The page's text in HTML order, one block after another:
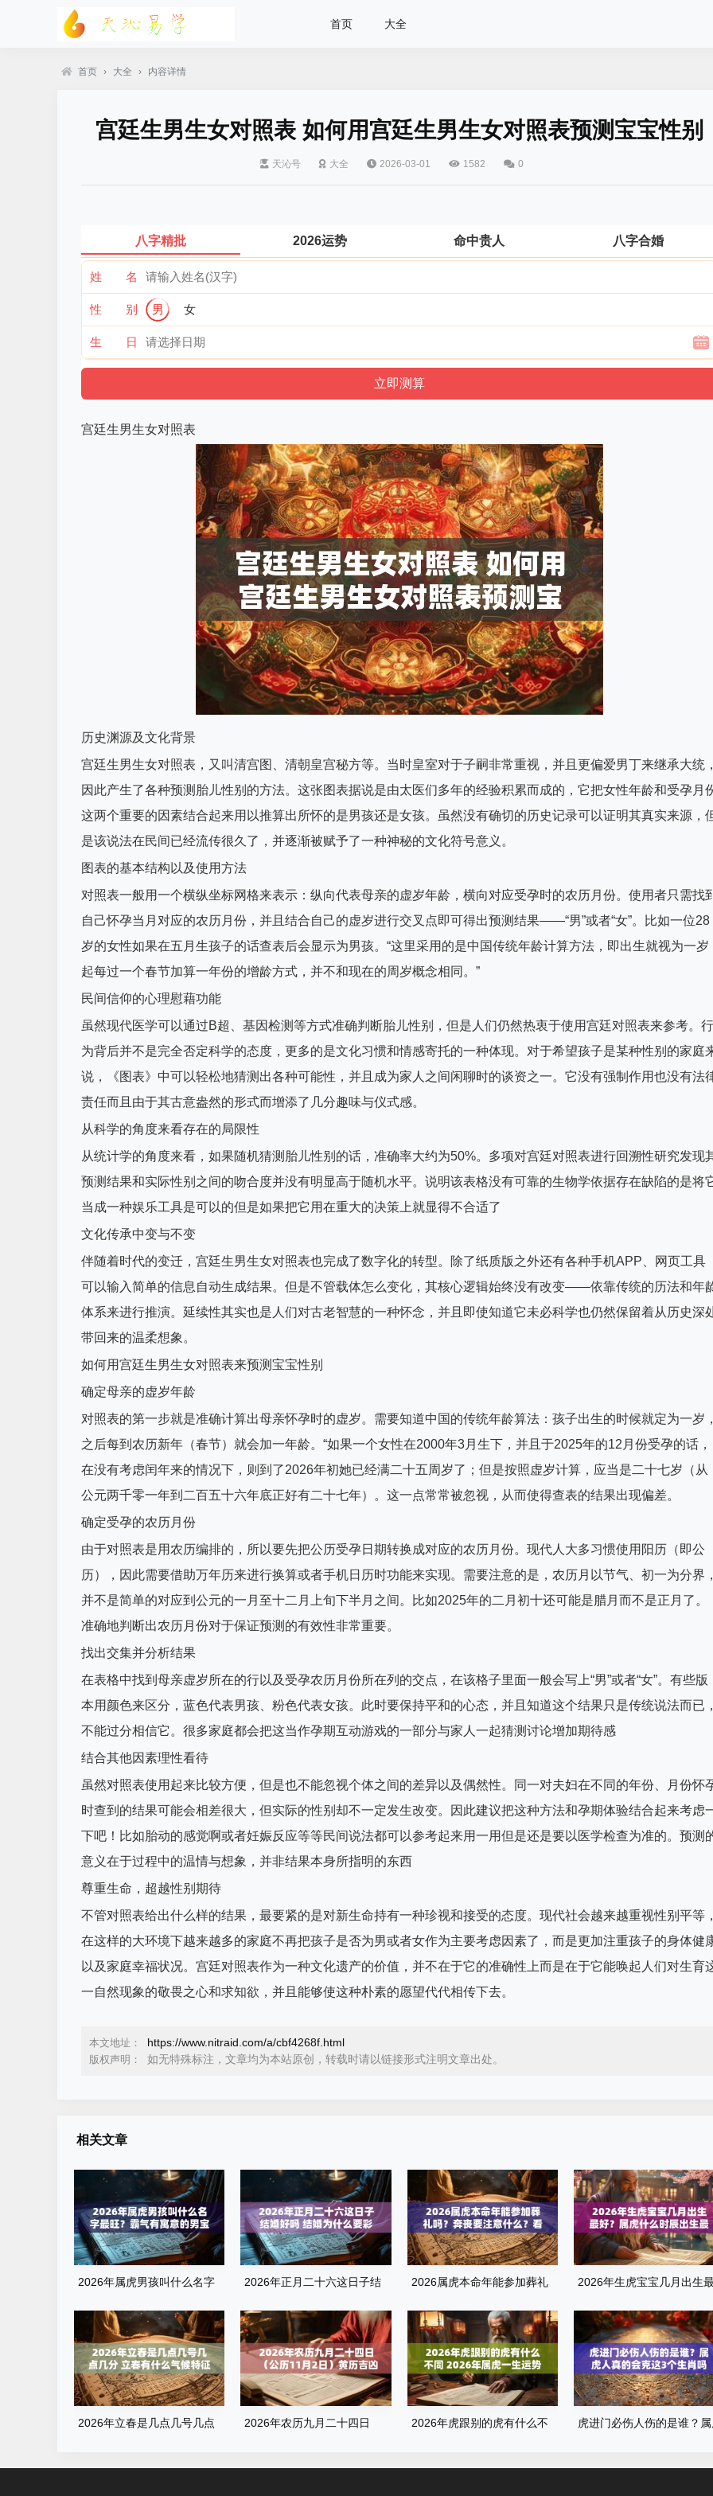
首页 大全
首页 › 大全 › 内容详情
宫廷生男生女对照表 如何用宫廷生男生女对照表预测宝宝性别
天沁号 大全 2026-03-01 1582 0
八字精批 2026运势 命中贵人 八字合婚
姓 名
性 别 男 女
生 日
宫廷生男生女对照表
历史渊源及文化背景
宫廷生男生女对照表，又叫清宫图、清朝皇宫秘方等。当时皇室对于子嗣非常重视，并且更偏爱男丁来继承大统
因此产生了各种预测胎儿性别的方法。这张图表据说是由太医们多年的经验积累而成的，它把女性年龄和受孕月
这两个重要的因素结合起来用以推算出所怀的是男孩还是女孩。虽然没有确切的历史记录可以证明其真实来源，
是该说法在民间已经流传很久了，并逐渐被赋予了一种神秘的文化符号意义。
图表的基本结构以及使用方法
对照表一般用一个横纵坐标网格来表示：纵向代表母亲的虚岁年龄，横向对应受孕时的农历月份。使用者只需找
自己怀孕当月对应的农历月份，并且结合自己的虚岁进行交叉点即可得出预测结果——“男”或者“女”。比如一位28
岁的女性如果在五月生孩子的话查表后会显示为男孩。“这里采用的是中国传统年龄计算方法，即出生就视为一岁
起每过一个春节加算一年份的增龄方式，并不和现在的周岁概念相同。”
民间信仰的心理慰藉功能
虽然现代医学可以通过B超、基因检测等方式准确判断胎儿性别，但是人们仍然热衷于使用宫廷对照表来参考。行
为背后并不是完全否定科学的态度，更多的是文化习惯和情感寄托的一种体现。对于希望孩子是某种性别的家庭
说，《图表》中可以轻松地猜测出各种可能性，并且成为家人之间闲聊时的谈资之一。它没有强制作用也没有法
责任而且由于其古意盎然的形式而增添了几分趣味与仪式感。
从科学的角度来看存在的局限性
从统计学的角度来看，如果随机猜测胎儿性别的话，准确率大约为50%。多项对宫廷对照表进行回溯性研究发现
预测结果和实际性别之间的吻合度并没有明显高于随机水平。说明该表格没有可靠的生物学依据存在缺陷的是将
当成一种娱乐工具是可以的但是如果把它用在重大的决策上就显得不合适了
文化传承中变与不变
伴随着时代的变迁，宫廷生男生女对照表也完成了数字化的转型。除了纸质版之外还有各种手机APP、网页工具
可以输入简单的信息自动生成结果。但是不管载体怎么变化，其核心逻辑始终没有改变——依靠传统的历法和年
体系来进行推演。延续性其实也是人们对古老智慧的一种怀念，并且即使知道它未必科学也仍然保留着从历史深
带回来的温柔想象。
如何用宫廷生男生女对照表来预测宝宝性别
确定母亲的虚岁年龄
对照表的第一步就是准确计算出母亲怀孕时的虚岁。需要知道中国的传统年龄算法：孩子出生的时候就定为一岁
之后每到农历新年（春节）就会加一年龄。“如果一个女性在2000年3月生下，并且于2025年的12月份受孕的话，
在没有考虑闰年来的情况下，则到了2026年初她已经满二十五周岁了；但是按照虚岁计算，应当是二十七岁（从
公元两千零一年到二百五十六年底正好有二十七年）。这一点常常被忽视，从而使得查表的结果出现偏差。
确定受孕的农历月份
由于对照表是用农历编排的，所以要先把公历受孕日期转换成对应的农历月份。现代人大多习惯使用阳历（即公
历），因此需要借助万年历来进行换算或者手机日历时功能来实现。需要注意的是，农历月以节气、初一为分界
并不是简单的对应到公元的一月至十二月上旬下半月之间。比如2025年的二月初十还可能是腊月而不是正月了。
准确地判断出农历月份对于保证预测的有效性非常重要。
找出交集并分析结果
在表格中找到母亲虚岁所在的行以及受孕农历月份所在列的交点，在该格子里面一般会写上“男”或者“女”。有些版
本用颜色来区分，蓝色代表男孩、粉色代表女孩。此时要保持平和的心态，并且知道这个结果只是传统说法而已
不能过分相信它。很多家庭都会把这当作孕期互动游戏的一部分与家人一起猜测讨论增加期待感
结合其他因素理性看待
虽然对照表使用起来比较方便，但是也不能忽视个体之间的差异以及偶然性。同一对夫妇在不同的年份、月份怀
时查到的结果可能会相差很大，但实际的性别却不一定发生改变。因此建议把这种方法和孕期体验结合起来考虑
下吧！比如胎动的感觉啊或者妊娠反应等等民间说法都可以参考起来用一用但是还是要以医学检查为准的。预测
意义在于过程中的温情与想象，并非结果本身所指明的东西
尊重生命，超越性别期待
不管对照表给出什么样的结果，最要紧的是对新生命持有一种珍视和接受的态度。现代社会越来越重视性别平等
在这样的大环境下越来越多的家庭不再把孩子是否为男或者女作为主要考虑因素了，而是更加注重孩子的身体健
以及家庭幸福状况。宫廷对照表作为一种文化遗产的价值，并不在于它的准确性上而是在于它能唤起人们对生育
一自然现象的敬畏之心和求知欲，并且能够使这种朴素的愿望代代相传下去。
本文地址： https://www.nitraid.com/a/cbf4268f.html
版权声明： 如无特殊标注，文章均为本站原创，转载时请以链接形式注明文章出处。
相关文章
2026年属虎男孩叫什么名字
字清单
2026年正月二十六这日子结
2026属虎本命年能参加葬礼
篇就懂了
2026年生虎宝宝几月出生
运？全解析来了
2026年立春是几点几号几点
2026年农历九月二十四日
2026年虎跟别的虎有什么不
虎进门必伤人伤的是谁？